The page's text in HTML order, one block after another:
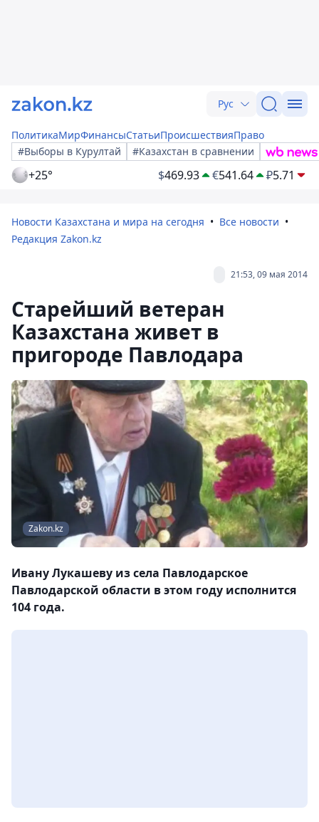
Рус
ПолитикаМирФинансыСтатьиПроисшествияПраво
#Выборы в Курултай
#Казахстан в сравнении
+25° $469.93 €541.64 ₽5.71
Новости Казахстана и мира на сегодня
Все новости
Редакция Zakon.kz
21:53, 09 мая 2014
Старейший ветеран
Казахстана живет в
пригороде Павлодара
Zakon.kz
Ивану Лукашеву из села Павлодарское
Павлодарской области в этом году исполнится
104 года.